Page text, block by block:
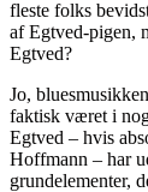
fleste folks
af Egtved-pigen,
Egtved?
Jo,
faktisk været i
Egtved – hvis
Hoffmann – har
grundelementer,